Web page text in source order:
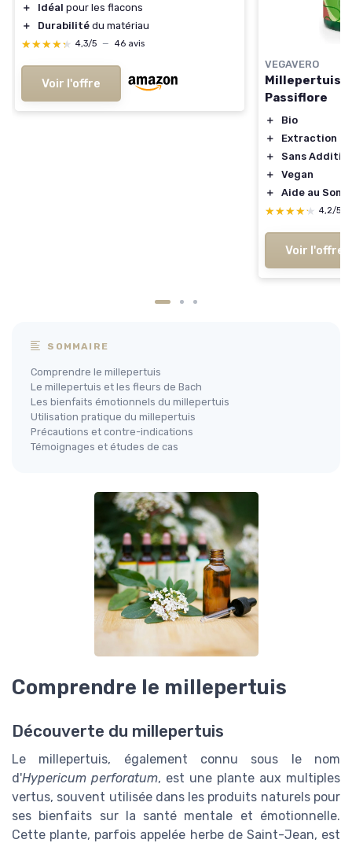
＋
Idéal pour les flacons
＋
Durabilité du matériau
★★★★★
★★★★★ 4,3/5 — 46 avis
Voir l'offre
VEGAVERO
Millepertuis
Passiflore
＋
Bio
＋
Extraction
＋
Sans Additifs
＋
Vegan
＋
Aide au
★★★★★
★★★★★ 4,2/5
Voir l'offre
SOMMAIRE
Comprendre le millepertuis
Le millepertuis et les fleurs de Bach
Les bienfaits émotionnels du millepertuis
Utilisation pratique du millepertuis
Précautions et contre-indications
Témoignages et études de cas
Comprendre le millepertuis
Découverte du millepertuis
Le millepertuis, également connu sous le nom
d'Hypericum perforatum, est une plante aux multiples
vertus, souvent utilisée dans les produits naturels pour
ses bienfaits sur la santé mentale et émotionnelle.
Cette plante, parfois appelée herbe de Saint-Jean, est